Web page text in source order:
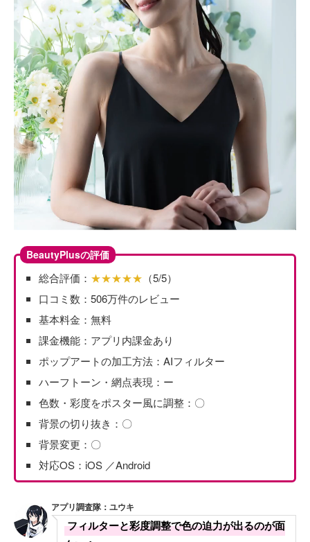
BeautyPlusの評価
総合評価： ★★★★★ （5/5）
口コミ数：506万件のレビュー
基本料金：無料
課金機能：アプリ内課金あり
ポップアートの加工方法：AIフィルター
ハーフトーン・網点表現：ー
色数・彩度をポスター風に調整：〇
背景の切り抜き：〇
背景変更：〇
対応OS：iOS ／Android
アプリ調査隊：ユウキ
フィルターと彩度調整で色の迫力が出るのが面